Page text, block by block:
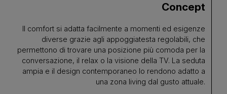
Concept
Il comfort si adatta facilmente a momenti ed esigenze
diverse grazie agli appoggiatesta regolabili, che
permettono di trovare una posizione più comoda per la
conversazione, il relax o la visione della TV. La seduta
ampia e il design contemporaneo lo rendono adatto a
una zona living dal gusto attuale.